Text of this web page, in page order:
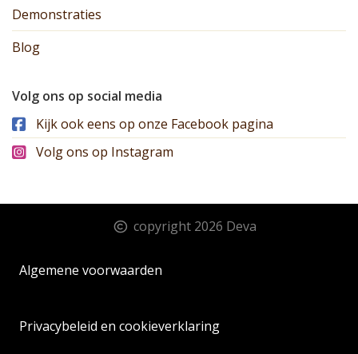
Demonstraties
Blog
Volg ons op social media
Kijk ook eens op onze Facebook pagina
Volg ons op Instagram
copyright 2026 Deva
Algemene voorwaarden
Privacybeleid en cookieverklaring